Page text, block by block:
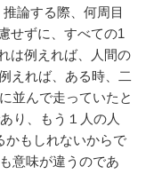
論する際、何周目
せずに、すべての1
は例えれば、人間の
えれば、ある時、二
並んで走っていたと
り、もう１人の人
かもしれないからで
意味が違うのであ